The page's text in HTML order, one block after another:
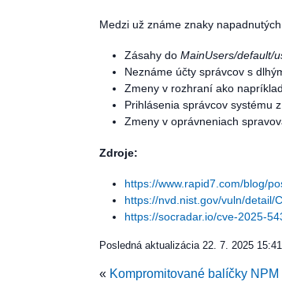
Medzi už známe znaky
Zásahy do MainUsers/default/
Neznáme účty správcov s
Zmeny v rozhraní ako
Prihlásenia správcov systému
Zmeny v oprávneniach
Zdroje:
https://www.rapid7.com/blog/
https://nvd.nist.gov/vuln/detail/
https://socradar.io/cve-2025-
Posledná aktualizácia 22. 7. 2025 15:41
« Kompromitované balíčky